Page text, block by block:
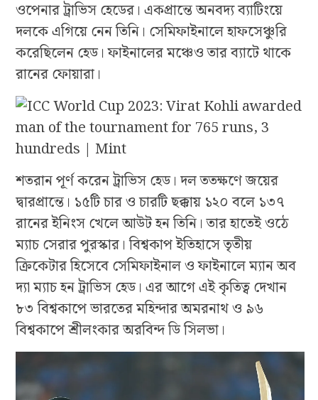
ওপেনার ট্রাভিস হেডের। একপ্রান্তে অনবদ্য ব্যাটিংয়ে
দলকে এগিয়ে নেন তিনি। সেমিফাইনালে হাফসেঞ্চুরি
করেছিলেন হেড। ফাইনালের মঞ্চেও তার ব্যাটে থাকে
রানের ফোয়ারা।
শতরান পূর্ণ করেন ট্রাভিস হেড। দল ততক্ষণে জয়ের
দ্বারপ্রান্তে। ১৫টি চার ও চারটি ছক্কায় ১২০ বলে ১৩৭
রানের ইনিংস খেলে আউট হন তিনি। তার হাতেই ওঠে
ম্যাচ সেরার পুরস্কার। বিশ্বকাপ ইতিহাসে তৃতীয়
ক্রিকেটার হিসেবে সেমিফাইনাল ও ফাইনালে ম্যান অব
দ্যা ম্যাচ হন ট্রাভিস হেড। এর আগে এই কৃতিত্ব দেখান
৮৩ বিশ্বকাপে ভারতের মহিন্দার অমরনাথ ও ৯৬
বিশ্বকাপে শ্রীলংকার অরবিন্দ ডি সিলভা।